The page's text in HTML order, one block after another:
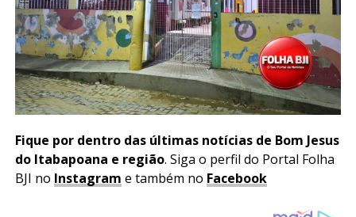
Fique por dentro das últimas notícias de Bom Jesus
do Itabapoana e região. Siga o perfil do Portal Folha
BJI no Instagram e também no Facebook